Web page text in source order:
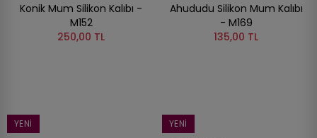
Konik Mum Silikon Kalıbı -
M152
250,00 TL
Ahududu Silikon Mum Kalıbı
- M169
135,00 TL
YENI
YENI